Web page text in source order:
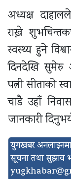
अध्यक्ष
राख्ने
स्वस्थ्य हुने
दिनदेखि सुमेरु
पत्नी सीताको
चाडै उहाँ
जानकारी
युगखबर अनलाइनमा
सूचना तथा सुझाव